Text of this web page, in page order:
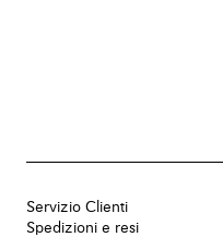
Servizio Clienti
Spedizioni e resi